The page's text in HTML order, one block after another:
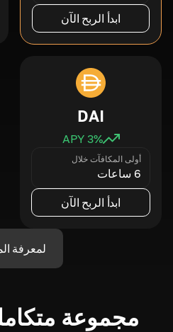
ابدأ الربح الآن
DAI
3% APY
أولى المكافآت خلال
6 ساعات
ابدأ الربح الآن
لمعرفة
مجموعة